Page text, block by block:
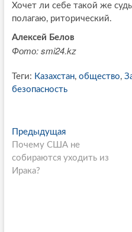
Хочет ли себе такой же
полагаю, риторический.
Алексей Белов
Фото: smi24.kz
Теги: Казахстан, общество,
безопасность
P
o
s
ПредыдущаяП
р
е
Почему США не
собираются уходить из
Ирака?